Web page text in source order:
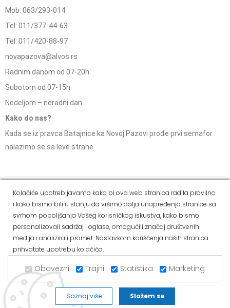
Mob: 063/293-014
Tel: 011/377-44-63
Tel: 011/420-88-97
novapazova@alvos.rs
Radnim danom od 07-20h
Subotom od 07-15h
Nedeljom – neradni dan
Kako do nas?
Kada se iz pravca Batajnice ka Novoj Pazovi prođe prvi semafor
nalazimo se sa leve strane.
Copyright © 2021 Alvos. All Rights Reserved.
Izrada internet prodavnice i SEO - Web Business Solutions
Dostava i
način
plaćanja
Politika
privatnosti
Kako
kupiti
Reklamacije i pravo
na odustajanje
Social Media
Kolačiće upotrebljavamo kako bi ova web stranica radila pravilno
i kako bismo bili u stanju da vršimo dalja unapređenja stranice sa
svrhom poboljšanja Vašeg korisničkog iskustva, kako bismo
personalizovali sadržaj i oglase, omogućili značaj društvenih
medija i analizirali promet. Nastavkom korišćenja naših stranica
prihvatate upotrebu kolačića.
Obavezni Trajni Statistika Marketing
Saznaj više Slažem se